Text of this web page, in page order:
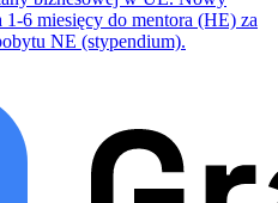
6 miesięcy do mentora (HE) za
NE (stypendium).